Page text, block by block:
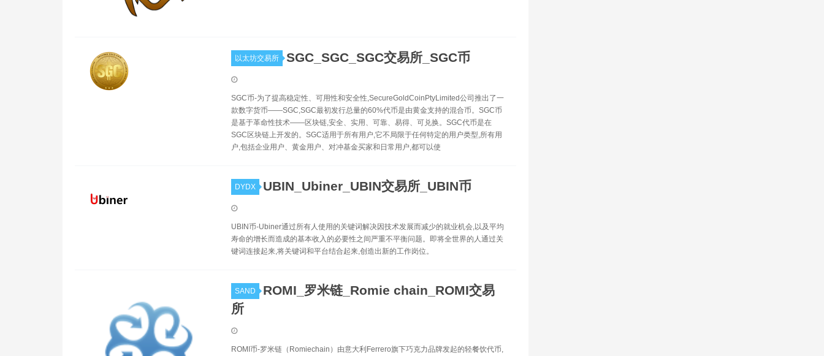
以太坊交易所 SGC_SGC_SGC交易所_SGC币
SGC币-为了提高稳定性、可用性和安全性,SecureGoldCoinPtyLimited公司推出了一
款数字货币——SGC,SGC最初发行总量的60%代币是由黄金支持的混合币。SGC币
是基于革命性技术——区块链,安全、实用、可靠、易得、可兑换。SGC代币是在
SGC区块链上开发的。SGC适用于所有用户,它不局限于任何特定的用户类型,所有用
户,包括企业用户、黄金用户、对冲基金买家和日常用户,都可以使
DYDX UBIN_Ubiner_UBIN交易所_UBIN币
UBIN币-Ubiner通过所有人使用的关键词解决因技术发展而减少的就业机会,以及平均
寿命的增长而造成的基本收入的必要性之间严重不平衡问题。即将全世界的人通过关
键词连接起来,将关键词和平台结合起来,创造出新的工作岗位。
SAND
ROMI_罗米链_Romie chain_ROMI交易
所
ROMI币-罗米链（Romiechain）由意大利Ferrero旗下巧克力品牌发起的轻餐饮代币,